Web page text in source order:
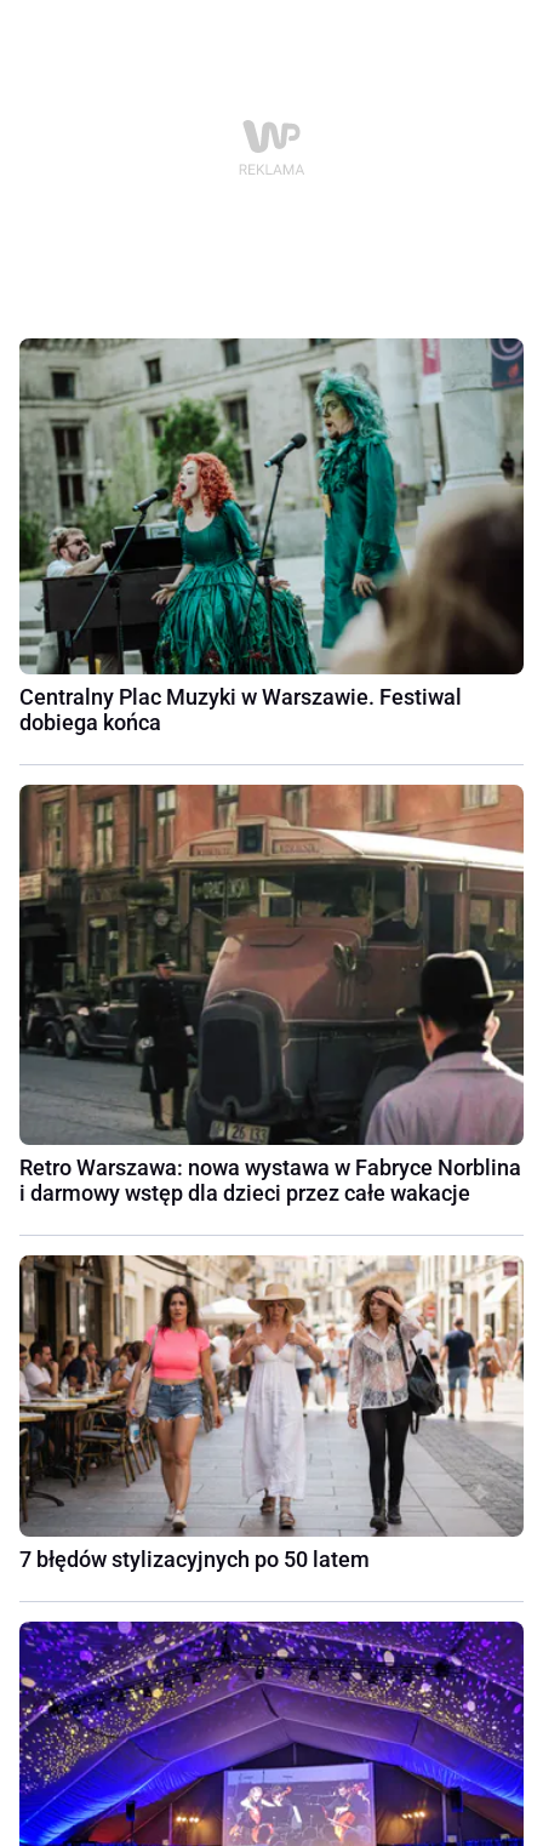
Centralny Plac Muzyki w Warszawie. Festiwal
dobiega końca
Retro Warszawa: nowa wystawa w Fabryce Norblina
i darmowy wstęp dla dzieci przez całe wakacje
7 błędów stylizacyjnych po 50 latem